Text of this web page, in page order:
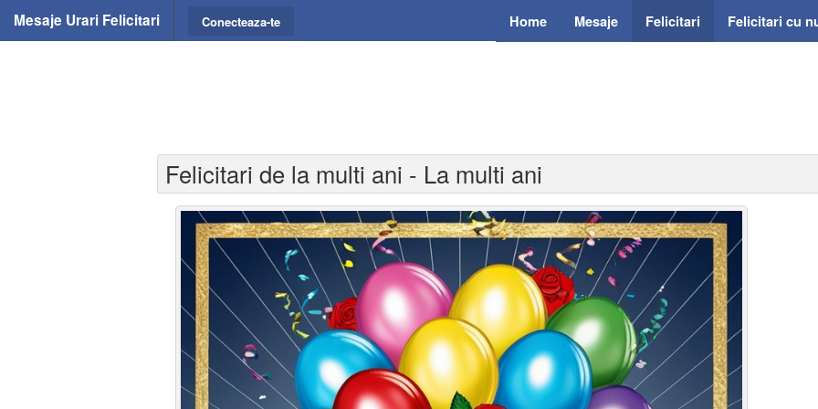
Mesaje Urari Felicitari Home Mesaje Felicitari Felicitari cu
Conecteaza-te
Felicitari de la multi ani - La multi ani